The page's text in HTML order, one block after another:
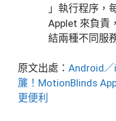
」執行程序，
Applet 來負責
結兩種不同服
原文出處： Android／
簾！MotionBlinds
更便利